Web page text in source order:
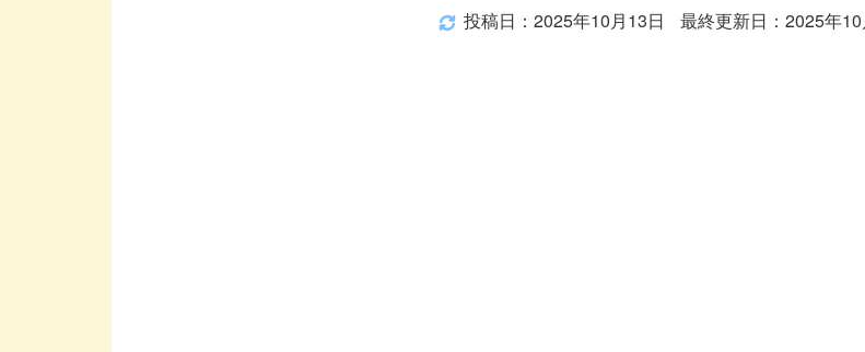
投稿日：2025年10月13日 最終更新日：2025年